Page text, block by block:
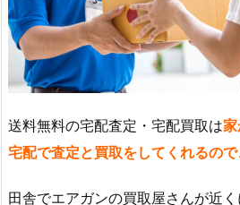
送料無料の宅配査定・宅配買取は
宅配で査定と買取をしてくれるの
田舎でエアガンの買取屋さんが近